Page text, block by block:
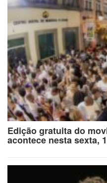
Edição gratuita do
acontece nesta sexta,